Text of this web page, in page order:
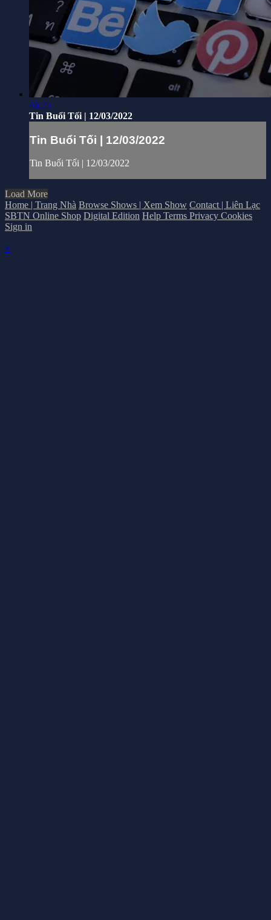
46:25
Tin Buổi Tối | 12/03/2022
Tin Buổi Tối | 12/03/2022
Tin Buổi Tối | 12/03/2022
Load More
Home | Trang Nhà Browse Shows | Xem Show Contact | Liên Lạc
SBTN Online Shop Digital Edition Help Terms Privacy Cookies
Sign in
×